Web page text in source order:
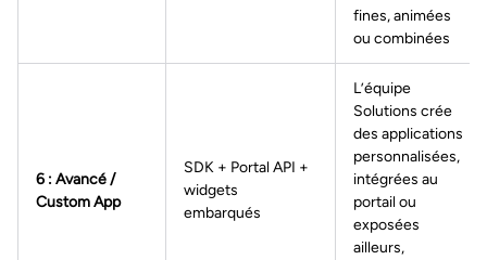
fines, animées
ou combinées
6 : Avancé /
Custom App
SDK + Portal API +
widgets
embarqués
L’équipe
Solutions crée
des applications
personnalisées,
intégrées au
portail ou
exposées
ailleurs,